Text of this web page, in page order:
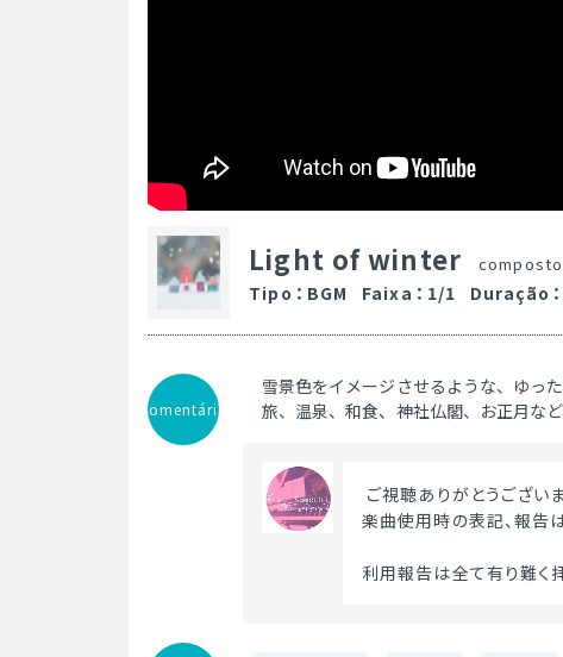
Light of winter
Tipo ： BGM Faixa ： 1/1 Duração ：
Comentário
雪景色をイメージさせるような、ゆっ
旅、温泉、和食、神社仏閣、お正月な
ご視聴ありがとうございま
楽曲使用時の表記、報告
利用報告は全て有り難く